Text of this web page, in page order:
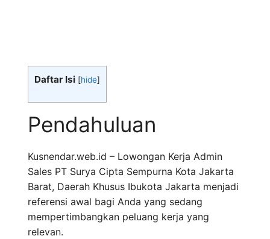
Daftar Isi [hide]
Pendahuluan
Kusnendar.web.id – Lowongan Kerja Admin
Sales PT Surya Cipta Sempurna Kota Jakarta
Barat, Daerah Khusus Ibukota Jakarta menjadi
referensi awal bagi Anda yang sedang
mempertimbangkan peluang kerja yang
relevan.